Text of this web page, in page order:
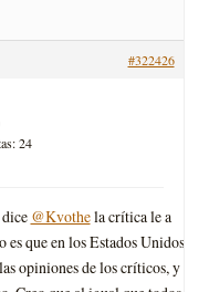
#322426
24
@Kvothela crítica le a
que en los Estados Unidos
opiniones de los críticos, y